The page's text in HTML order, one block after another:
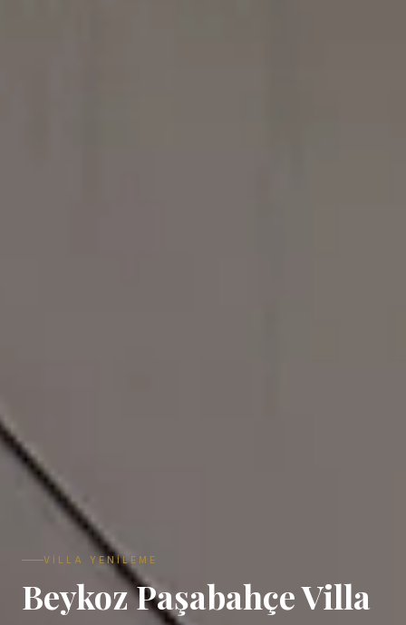
VILLA YENILEME
Beykoz Paşabahçe Villa